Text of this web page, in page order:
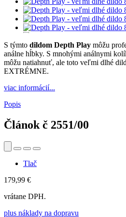
S týmto dildom Depth Play môžu
análne hĺbky. S mnohými análnymi
môžu natiahnuť, ale toto veľmi dlhé
EXTRÉMNE.
viac informácií...
Popis
Článok č 2551/00
Tlač
179,99 €
vrátane DPH.
plus náklady na dopravu